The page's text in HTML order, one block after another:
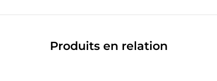
Produits en relation